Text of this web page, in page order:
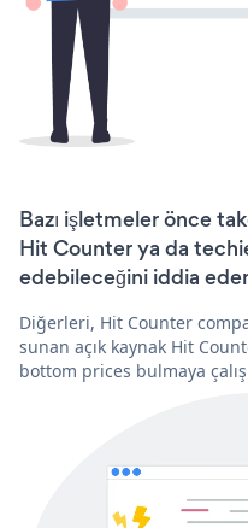
Bazı işletmeler önce
Hit Counter ya da
edebileceğini iddia
Diğerleri, Hit Counter
sunan açık kaynak Hit
bottom prices bulmaya